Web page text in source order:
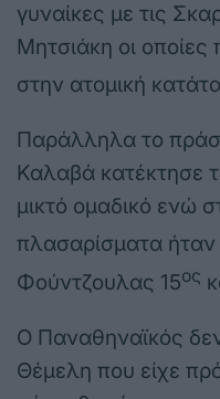
γυναίκες με τις
Μητσιάκη οι οποίες
στην ατομική
Παράλληλα το
Καλαβά κατέκτησε
μικτό ομαδικό ενώ
πλασαρίσματα
Φούντζουλας 15ος
Ο Παναθηναϊκός
Θέμελη που είχε